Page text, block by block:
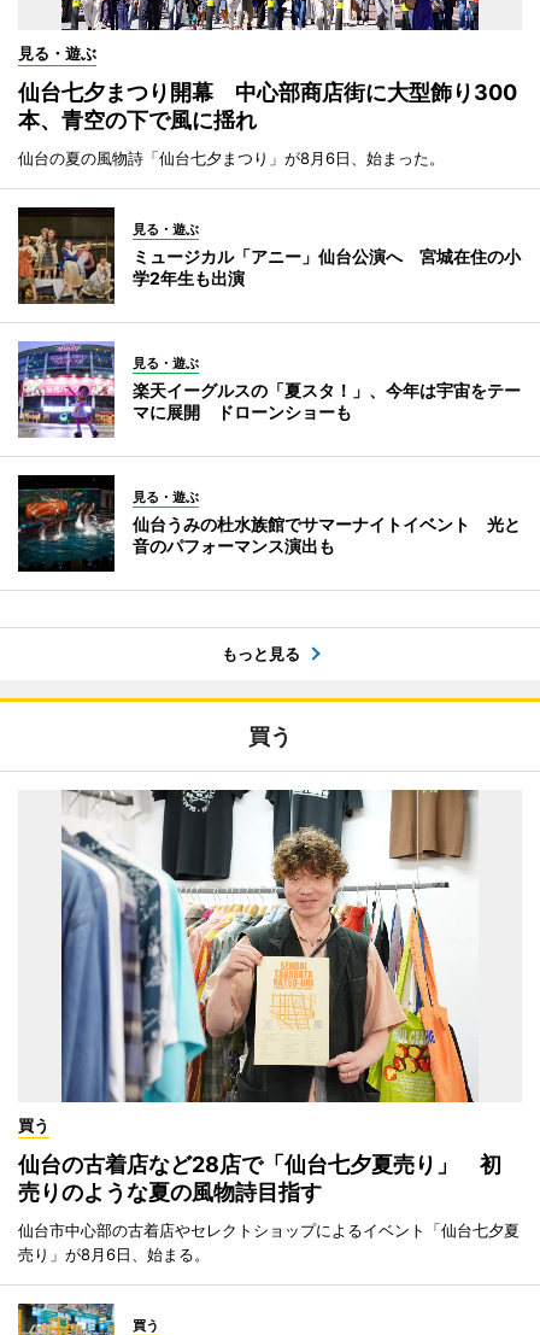
見る・遊ぶ
仙台七夕まつり開幕 中心部商店街に大型飾り300
本、青空の下で風に揺れ
仙台の夏の風物詩「仙台七夕まつり」が8月6日、始まった。
見る・遊ぶ
ミュージカル「アニー」仙台公演へ 宮城在住の小
学2年生も出演
見る・遊ぶ
楽天イーグルスの「夏スタ！」、今年は宇宙をテー
マに展開 ドローンショーも
見る・遊ぶ
仙台うみの杜水族館でサマーナイトイベント 光と
音のパフォーマンス演出も
もっと見る
買う
買う
仙台の古着店など28店で「仙台七夕夏売り」 初
売りのような夏の風物詩目指す
仙台市中心部の古着店やセレクトショップによるイベント「仙台七夕夏
売り」が8月6日、始まる。
買う